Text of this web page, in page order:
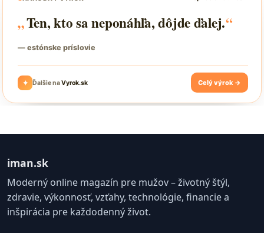
iman.sk
Moderný online magazín pre mužov – životný štýl,
zdravie, výkonnosť, vzťahy, technológie, financie a
inšpirácia pre každodenný život.